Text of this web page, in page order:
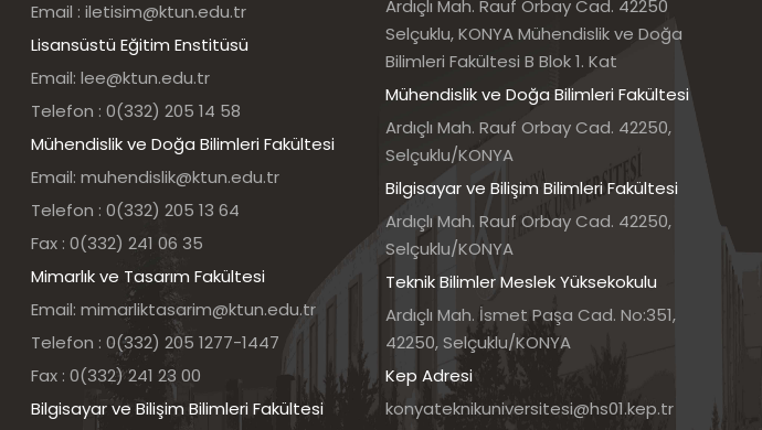
Email : iletisim@ktun.edu.tr
Lisansüstü Eğitim Enstitüsü
Email: lee@ktun.edu.tr
Telefon : 0(332) 205 14 58
Mühendislik ve Doğa Bilimleri Fakültesi
Email: muhendislik@ktun.edu.tr
Telefon : 0(332) 205 13 64
Fax : 0(332) 241 06 35
Mimarlık ve Tasarım Fakültesi
Email: mimarliktasarim@ktun.edu.tr
Telefon : 0(332) 205 1277-1447
Fax : 0(332) 241 23 00
Bilgisayar ve Bilişim Bilimleri Fakültesi
Ardıçlı Mah. Rauf Orbay Cad. 42250
Selçuklu, KONYA Mühendislik ve Doğa
Bilimleri Fakültesi B Blok 1. Kat
Mühendislik ve Doğa Bilimleri Fakültesi
Ardıçlı Mah. Rauf Orbay Cad. 42250,
Selçuklu/KONYA
Bilgisayar ve Bilişim Bilimleri Fakültesi
Ardıçlı Mah. Rauf Orbay Cad. 42250,
Selçuklu/KONYA
Teknik Bilimler Meslek Yüksekokulu
Ardıçlı Mah. İsmet Paşa Cad. No:351,
42250, Selçuklu/KONYA
Kep Adresi
konyateknikuniversitesi@hs01.kep.tr